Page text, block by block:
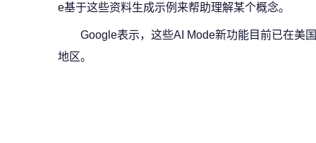
e基于这些资料生成示例来帮助理解某个概念。
Google表示，这些AI Mode新功能目前已在美
地区。